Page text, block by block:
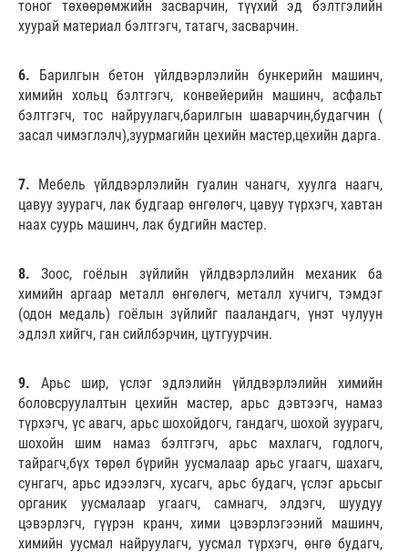
тоног төхөөрөмжийн засварчин, түүхий эд бэлтгэлийн
хуурай материал бэлтгэгч, татагч, засварчин.
6. Барилгын бетон үйлдвэрлэлийн бункерийн машинч,
химийн хольц бэлтгэгч, конвейерийн машинч, асфальт
бэлтгэгч, тос найруулагч,барилгын шаварчин,будагчин (
засал чимэглэлч),зуурмагийн цехийн мастер,цехийн дарга.
7. Мебель үйлдвэрлэлийн гуалин чанагч, хуулга наагч,
цавуу зуурагч, лак будгаар өнгөлөгч, цавуу түрхэгч, хавтан
наах суурь машинч, лак будгийн мастер.
8.Зоос, гоёлын зүйлийн үйлдвэрлэлийн механик ба
химийн аргаар металл өнгөлөгч, металл хучигч, тэмдэг
(одон медаль) гоёлын зүйлийг пааландагч, үнэт чулуун
эдлэл хийгч, ган сийлбэрчин, цутгуурчин.
9. Арьс шир, үслэг эдлэлийн үйлдвэрлэлийн химийн
боловсруулалтын цехийн мастер, арьс дэвтээгч, намаз
түрхэгч, үс авагч, арьс шохойдогч, гандагч, шохой зуурагч,
шохойн шим намаз бэлтгэгч, арьс махлагч, годлогч,
тайрагч,бүх төрөл бүрийн уусмалаар арьс угаагч, шахагч,
сунгагч, арьс идээлэгч, хусагч, арьс будагч, үслэг арьсыг
органик уусмалаар угаагч, самнагч, элдэгч, шуудуу
цэвэрлэгч, гүүрэн кранч, хими цэвэрлэгээний машинч,
химийн уусмал найруулагч, уусмал түрхэгч, өнгө будагч,